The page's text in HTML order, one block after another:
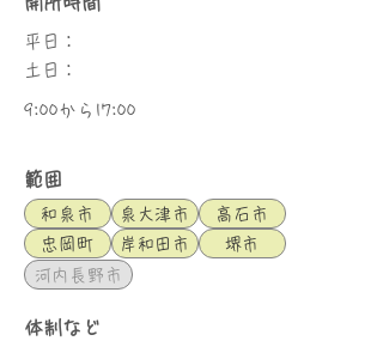
平日：
土日：
9:00から17:00
範囲
和泉市 泉大津市
高石市
忠岡町
岸和田市
堺市
河内長野市
体制など